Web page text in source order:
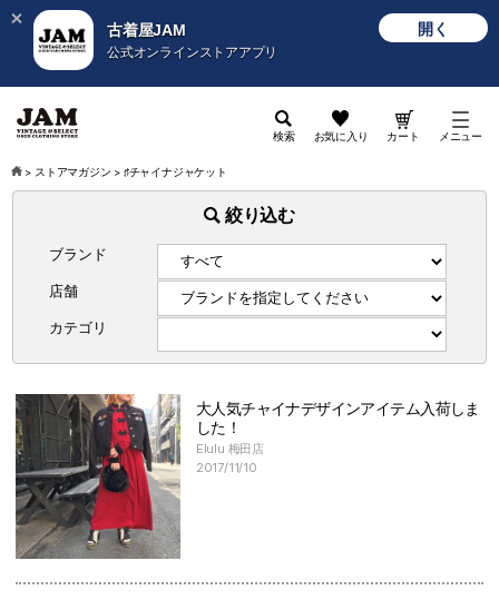
古着屋JAM
公式オンラインストアアプリ
開く
検索 お気に入り カート メニュー
> ストアマガジン > ♯チャイナジャケット
絞り込む
ブランド
店舗
カテゴリ
大人気チャイナデザインアイテム入荷しま
した！
Elulu 梅田店
2017/11/10